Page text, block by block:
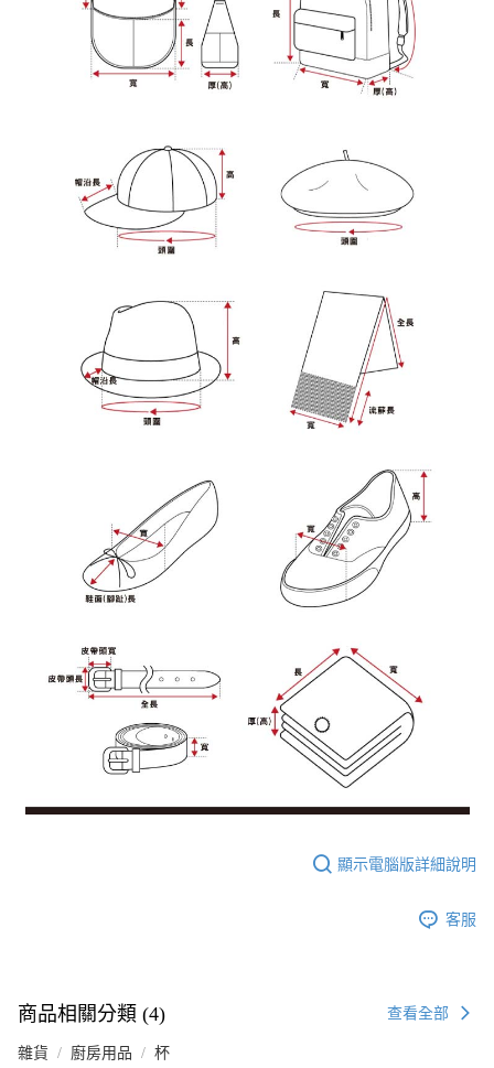
顯示電腦版詳細說明
客服
商品相關分類 (4) 查看全部
雜貨 廚房用品 杯